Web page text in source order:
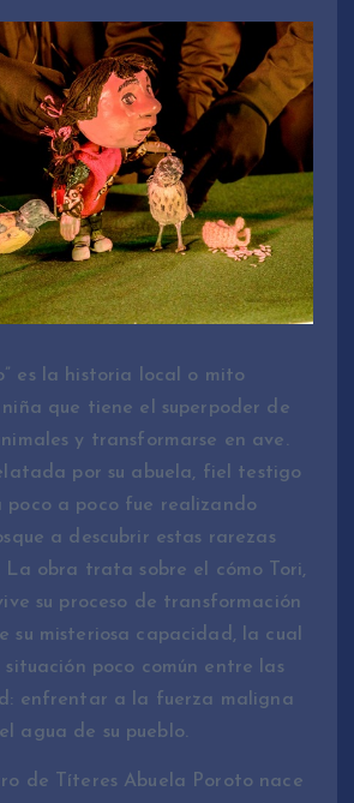
es la historia local o mito
que tiene el superpoder de
y transformarse en ave.
por su abuela, fiel testigo
poco a poco fue realizando
a descubrir estas rarezas
La obra trata sobre el cómo Tori,
su proceso de transformación
su misteriosa capacidad, la cual
poco común entre las
enfrentar a la fuerza maligna
agua de su pueblo.
de Títeres Abuela Poroto nace